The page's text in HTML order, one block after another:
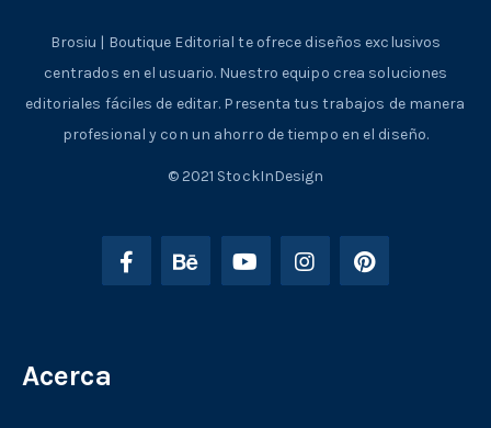
Brosiu | Boutique Editorial te ofrece diseños exclusivos
centrados en el usuario. Nuestro equipo crea soluciones
editoriales fáciles de editar. Presenta tus trabajos de manera
profesional y con un ahorro de tiempo en el diseño.
© 2021 StockInDesign
Acerca